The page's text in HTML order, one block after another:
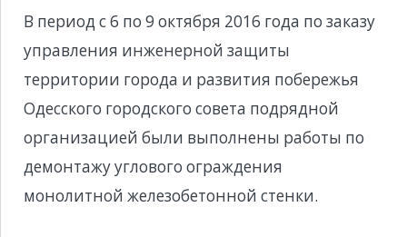
В период с 6 по 9 октября 2016 года по заказу
управления инженерной защиты
территории города и развития побережья
Одесского городского совета подрядной
организацией были выполнены работы по
демонтажу углового ограждения
монолитной железобетонной стенки.